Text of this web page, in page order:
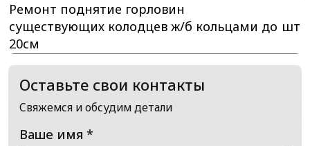
Ремонт поднятие горловин
существующих колодцев ж/б кольцами до
20см
шт
Оставьте свои контакты
Свяжемся и обсудим детали
Ваше имя *